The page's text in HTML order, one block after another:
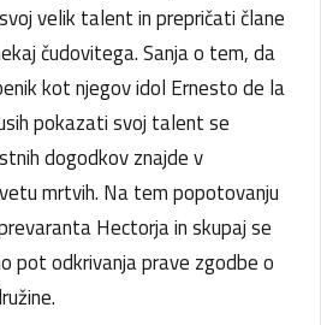
velik talent in prepričati člane
čudovitega. Sanja o tem, da
kot njegov idol Ernesto de la
pokazati svoj talent se
dogodkov znajde v
mrtvih. Na tem popotovanju
Hectorja in skupaj se
pot odkrivanja prave zgodbe o